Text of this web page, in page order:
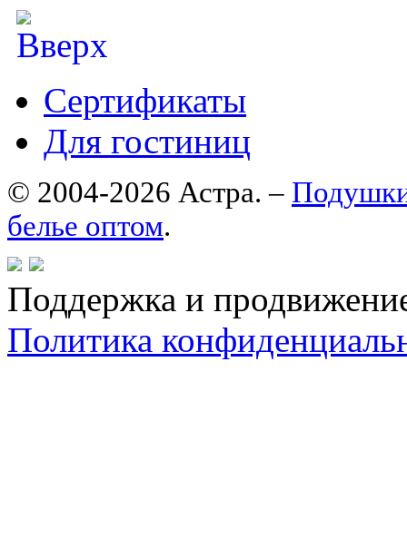
Сертификаты
Для гостиниц
© 2004-2026 Астра. –
белье оптом.
Поддержка и
Политика